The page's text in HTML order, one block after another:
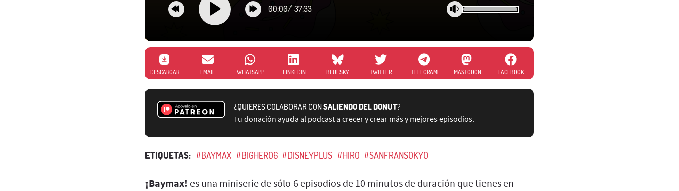
00:00/ 37:33
DESCARGAR EMAIL WHATSAPP LINKEDIN BLUESKY TWITTER TELEGRAM MASTODON FACEBOOK
¿QUIERES COLABORAR CONSALIENDO DEL DONUT?
Tu donación ayuda al podcast a crecer y crear más y mejores episodios.
ETIQUETAS: #BAYMAX #BIGHERO6 #DISNEYPLUS #HIRO #SANFRANSOKYO
¡Baymax! es una miniserie de sólo 6 episodios de 10 minutos de duración que tienes en